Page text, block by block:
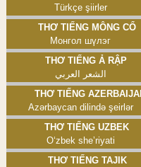
Türkçe şiirler
Thơ tiếng Mông Cổ
Монгол шүлэг
Thơ tiếng Ả Rập
الشعر العربي
Thơ tiếng Azerbaijan
Azərbaycan dilində şeirlər
Thơ tiếng Uzbek
Oʻzbek sheʼriyati
Thơ tiếng Tajik